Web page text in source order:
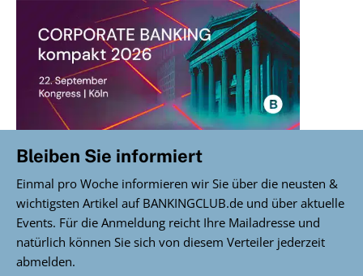
Bleiben Sie informiert
Einmal pro Woche informieren wir Sie über die neusten &
wichtigsten Artikel auf BANKINGCLUB.de und über aktuelle
Events. Für die Anmeldung reicht Ihre Mailadresse und
natürlich können Sie sich von diesem Verteiler jederzeit
abmelden.